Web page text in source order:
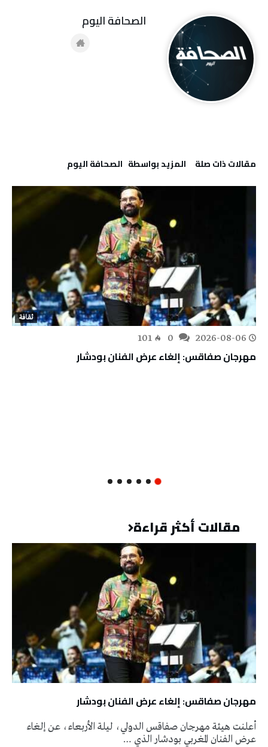
‫مقالات ذات صلة‬ ‫‫المزيد بواسطة‬ ‬ ‭ ‬الصحافة‭ ‬اليوم
ثقافة
2026-08-06
101
مهرجان صفاقس: إلغاء عرض الفنان بودشار
مقالات أكثر قراءة
مهرجان صفاقس: إلغاء عرض الفنان بودشار
أعلنت هيئة مهرجان صفاقس الدولي، ليلة الأربعاء، عن إلغاء
عرض الفنان المغربي بودشار الذي …